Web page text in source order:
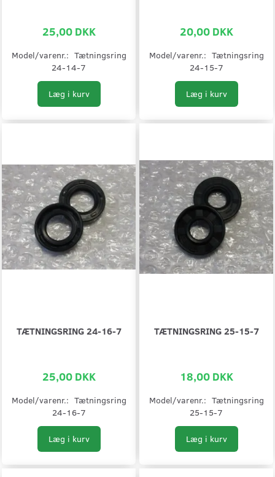
25,00 DKK
Model/varenr.: Tætningsring
24-14-7
Læg i kurv
20,00 DKK
Model/varenr.: Tætningsring
24-15-7
Læg i kurv
TÆTNINGSRING 24-16-7
25,00 DKK
Model/varenr.: Tætningsring
24-16-7
Læg i kurv
TÆTNINGSRING 25-15-7
18,00 DKK
Model/varenr.: Tætningsring
25-15-7
Læg i kurv